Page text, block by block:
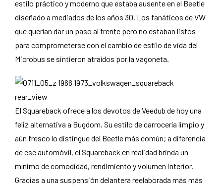
estilo práctico y moderno que estaba ausente en el Beetle
diseñado a mediados de los años 30. Los fanáticos de VW
que querían dar un paso al frente pero no estaban listos
para comprometerse con el cambio de estilo de vida del
Microbus se sintieron atraídos por la vagoneta.
El Squareback ofrece a los devotos de Veedub de hoy una
feliz alternativa a Bugdom. Su estilo de carrocería limpio y
aún fresco lo distingue del Beetle más común; a diferencia
de ese automóvil, el Squareback en realidad brinda un
mínimo de comodidad, rendimiento y volumen interior.
Gracias a una suspensión delantera reelaborada más más